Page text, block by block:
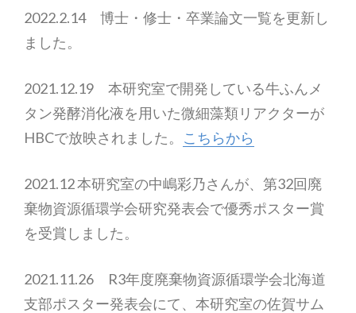
2022.2.14 博士・修士・卒業論文一覧を更新し
ました。
2021.12.19 本研究室で開発している牛ふんメ
タン発酵消化液を用いた微細藻類リアクターが
HBCで放映されました。 こちらから
2021.12 本研究室の中嶋彩乃さんが、第32回廃
棄物資源循環学会研究発表会で優秀ポスター賞
を受賞しました。
2021.11.26 R3年度廃棄物資源循環学会北海道
支部ポスター発表会にて、本研究室の佐賀サム